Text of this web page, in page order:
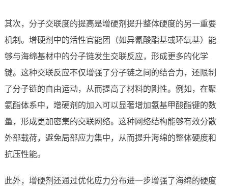
其次，分子交联度的提高是增硬剂提升整体硬度的另一重要
机制。增硬剂中的活性官能团（如异氰酸酯基或环氧基）能
够与海绵基材中的分子链发生交联反应，形成更多的化学
键。这种交联反应不仅增强了分子链之间的结合力，还限制
了分子链的自由运动，从而提高了材料的刚性。例如，在聚
氨酯体系中，增硬剂的加入可以显著增加氨基甲酸酯键的数
量，形成更加密集的交联网络。这种网络结构能够有效分散
外部载荷，避免局部应力集中，从而提升海绵的整体硬度和
抗压性能。
此外，增硬剂还通过优化应力分布进一步增强了海绵的硬度